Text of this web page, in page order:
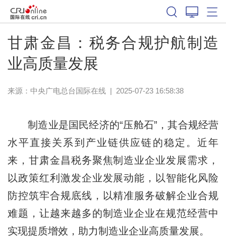
甘肃金昌：税务合规护航制造
业高质量发展
来源：中央广电总台国际在线| 2025-07-23 16:58:38
制造业是国民经济的“压舱石”，其合规经营
水平直接关系到产业链供应链的稳定。近年
来，甘肃金昌税务聚焦制造业企业发展需求，
以政策红利激发企业发展动能，以智能化风险
防控筑牢合规底线，以精准服务破解企业合规
难题，让越来越多的制造业企业在规范经营中
实现提质增效，助力制造业企业高质量发展。